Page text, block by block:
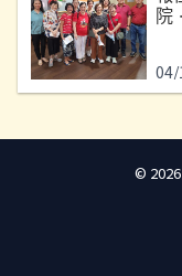
院
04/
©